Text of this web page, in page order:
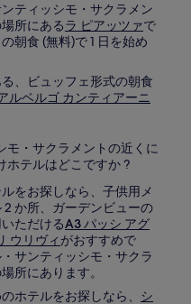
ティッシモ・サクラメン
所にあるラ ピアッツァで
朝食 (無料)で 1 日を始め
、ビュッフェ形式の朝食
ルベルゴ カンティアーニ
モ・サクラメントの近くに
ホテルはどこですか ?
をお探しなら、子供用メ
か所、ガーデンビューの
ただけるA3 パッシ アグ
ウリヴィ がおすすめで
サンティッシモ・サクラ
所にあります。
ホテルをお探しなら、
シ